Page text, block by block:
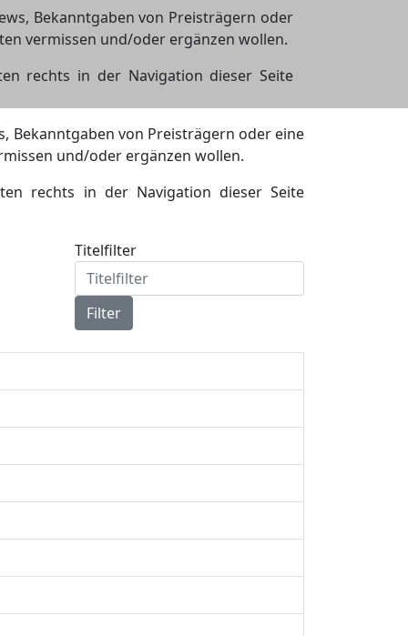
Bekanntgaben von Preisträgern oder
vermissen und/oder ergänzen wollen.
rechts in der Navigation dieser Seite
Bekanntgaben von Preisträgern oder eine
und/oder ergänzen wollen.
rechts in der Navigation dieser Seite
Titelfilter
Filter